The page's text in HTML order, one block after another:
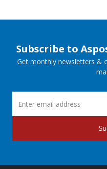
Subscribe to
Get monthly newsletters &